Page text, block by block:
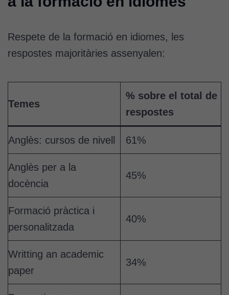
Respete de la formació en idiomes, les
respostes majoritàries assenyalen:
Temes
% sobre el total de
respostes
Anglès: cursos de nivell 61%
Anglès per a la
docència
45%
Formació pràctica i
personalitzada
40%
Writting an academic
paper
34%
publicitaris
amb els
interessos de
l'usuari, bé
de tercers
(“adservers”).
Compartir els
vostres
interessos i
navegueu,
contingut i
personalitzats.
per a
incrustats com